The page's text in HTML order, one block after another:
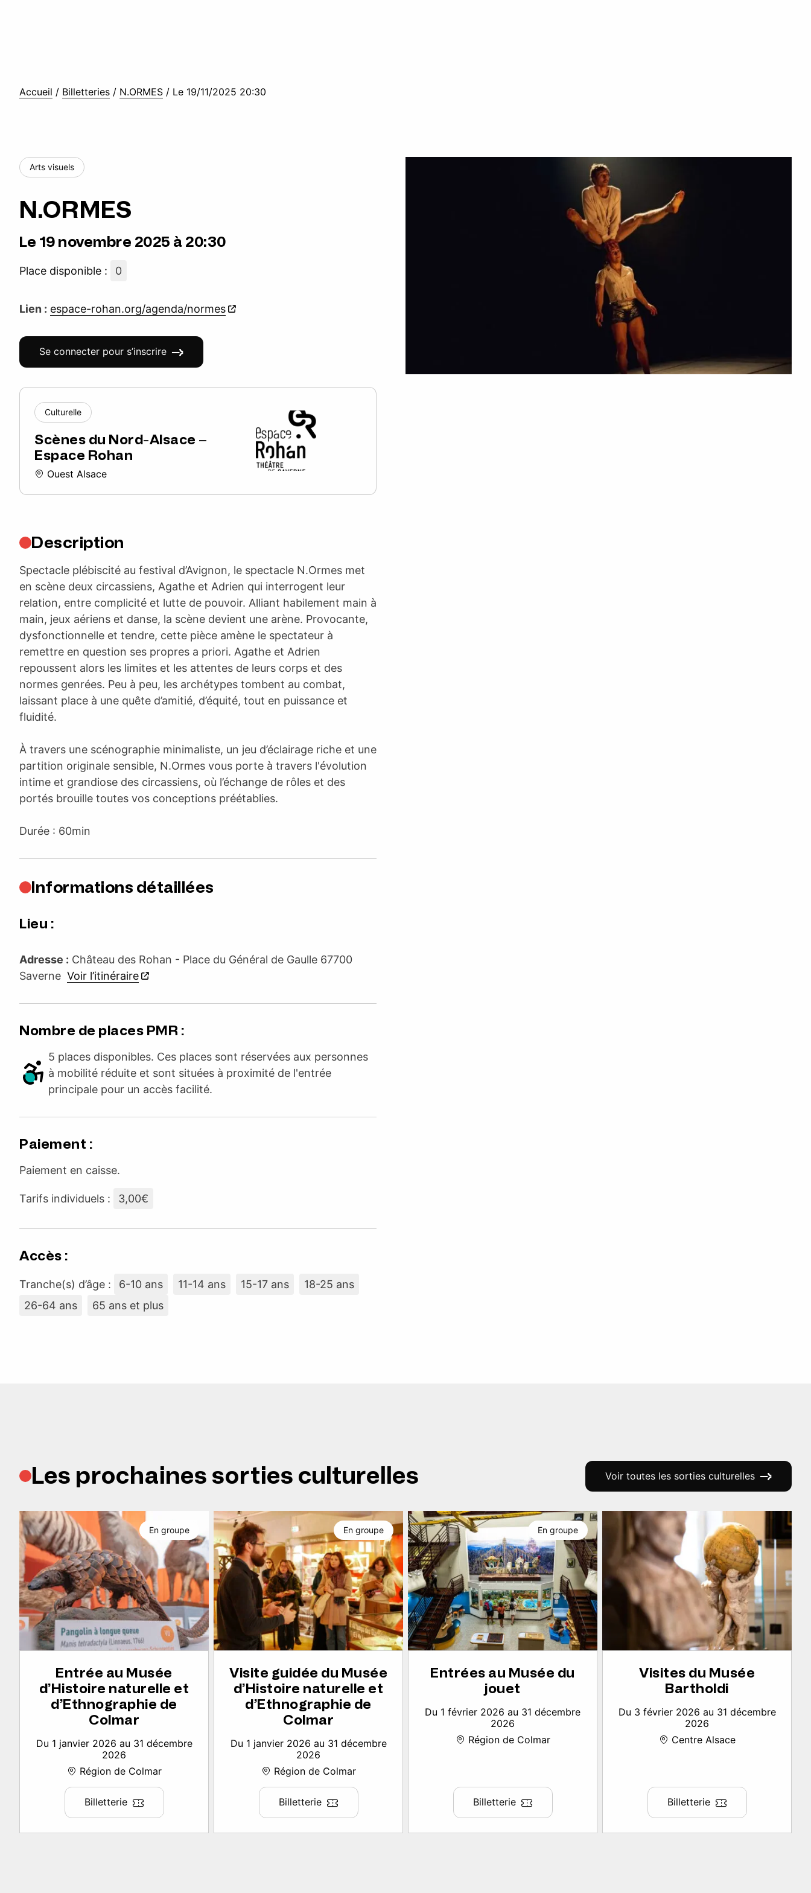
Accueil / Billetteries / N.ORMES / Le 19/11/2025 20:30
Arts visuels
N.ORMES
Le 19 novembre 2025 à 20:30
Place disponible : 0
Lien : espace-rohan.org/agenda/normes
Se connecter pour s’inscrire
Culturelle
Scènes du Nord-Alsace –
Espace Rohan
Ouest Alsace
Description
Spectacle plébiscité au festival d’Avignon, le spectacle N.Ormes met
en scène deux circassiens, Agathe et Adrien qui interrogent leur
relation, entre complicité et lutte de pouvoir. Alliant habilement main à
main, jeux aériens et danse, la scène devient une arène. Provocante,
dysfonctionnelle et tendre, cette pièce amène le spectateur à
remettre en question ses propres a priori. Agathe et Adrien
repoussent alors les limites et les attentes de leurs corps et des
normes genrées. Peu à peu, les archétypes tombent au combat,
laissant place à une quête d’amitié, d’équité, tout en puissance et
fluidité.
À travers une scénographie minimaliste, un jeu d’éclairage riche et une
partition originale sensible, N.Ormes vous porte à travers l'évolution
intime et grandiose des circassiens, où l’échange de rôles et des
portés brouille toutes vos conceptions préétablies.
Durée : 60min
Informations détaillées
Lieu :
Adresse : Château des Rohan - Place du Général de Gaulle 67700
Saverne Voir l’itinéraire
Nombre de places PMR :
5 places disponibles. Ces places sont réservées aux personnes
à mobilité réduite et sont situées à proximité de l'entrée
principale pour un accès facilité.
Paiement :
Paiement en caisse.
Tarifs individuels : 3,00€
Accès :
Tranche(s) d’âge : 6-10 ans 11-14 ans 15-17 ans
18-25 ans
26-64 ans
65 ans et plus
Les prochaines sorties culturelles Voir toutes les sorties culturelles
Entrée au Musée
d’Histoire naturelle et
d’Ethnographie de
Colmar
Du 1 janvier 2026 au 31 décembre
2026
Région de Colmar
Billetterie
En groupe
Visite guidée du Musée
d’Histoire naturelle et
d’Ethnographie de
Colmar
Du 1 janvier 2026 au 31 décembre
2026
Région de Colmar
Billetterie
En groupe
Entrées au Musée du
jouet
Du 1 février 2026 au 31 décembre
2026
Région de Colmar
Billetterie
En groupe
Visites du Musée
Bartholdi
Du 3 février 2026 au 31 décembre
2026
Centre Alsace
Billetterie